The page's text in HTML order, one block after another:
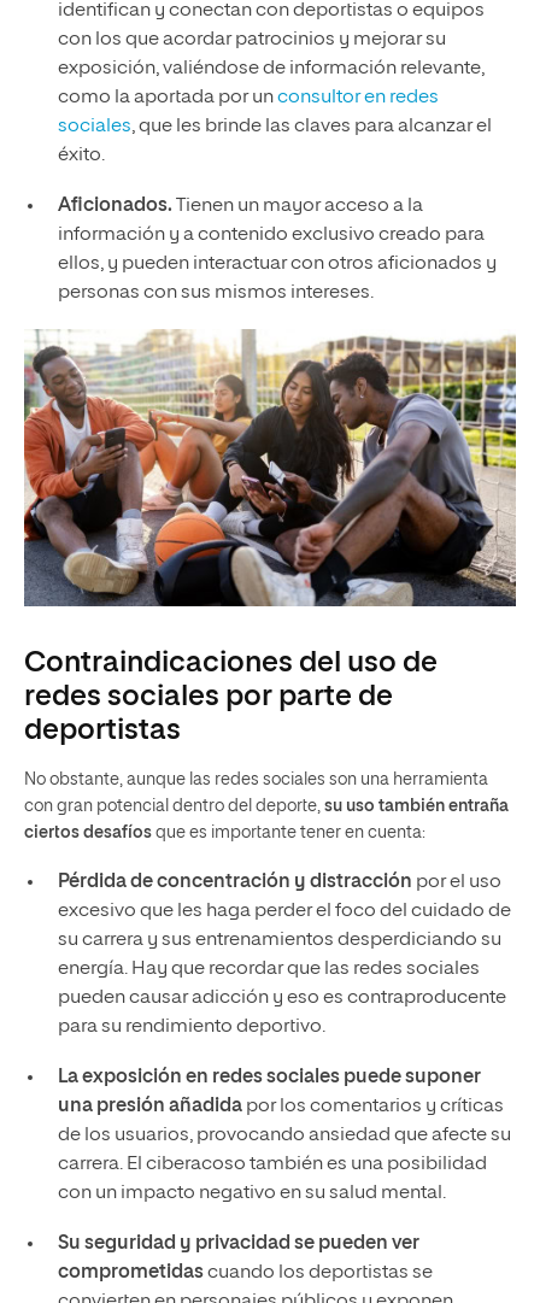
identifican y conectan con deportistas o equipos
con los que acordar patrocinios y mejorar su
exposición, valiéndose de información relevante,
como la aportada por unconsultor en redes
sociales, que les brinde las claves para alcanzar el
éxito.
Aficionados. Tienen un mayor acceso a la
información y a contenido exclusivo creado para
ellos, y pueden interactuar con otros aficionados y
personas con sus mismos intereses.
Contraindicaciones del uso de
redes sociales por parte de
deportistas
No obstante, aunque las redes sociales son una herramienta
con gran potencial dentro del deporte, su uso también entraña
ciertos desafíos que es importante tener en cuenta:
Pérdida de concentración y distracción por el uso
excesivo que les haga perder el foco del cuidado de
su carrera y sus entrenamientos desperdiciando su
energía. Hay que recordar que las redes sociales
pueden causar adicción y eso es contraproducente
para su rendimiento deportivo.
La exposición en redes sociales puede suponer
una presión añadidapor los comentarios y críticas
de los usuarios, provocando ansiedad que afecte su
carrera. El ciberacoso también es una posibilidad
con un impacto negativo en su salud mental.
Su seguridad y privacidad se pueden ver
comprometidascuando los deportistas se